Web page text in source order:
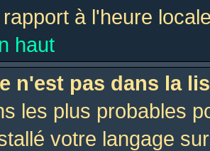
à l'heure
haut
n'est pas dans la
les plus probables
votre langage